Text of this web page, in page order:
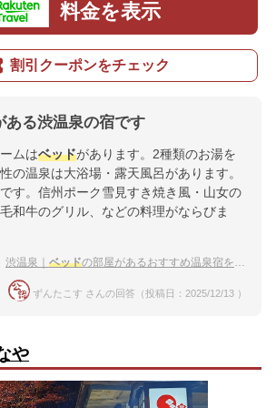
料金を表示
割引クーポンをチェック
ある渋温泉の宿です
ムはベッドがあります。2種類のお湯を
の温泉は大浴場・露天風呂があります。
す。信州ポーク雪見すき焼き風・山女の
和牛のグリル、などの料理がならびま
渋温泉｜ ベッドの部屋があるおすすめ温泉宿を教えてください
ずんたこす さんの回答（投稿日：2025/12/13 ）
や